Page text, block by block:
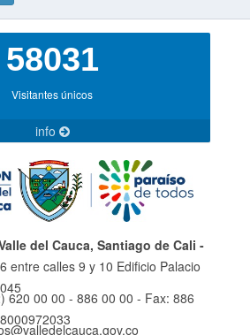
58031
Visitantes únicos
info
del Cauca, Santiago de Cali -
entre calles 9 y 10 Edificio Palacio
620 00 00 - 886 00 00 - Fax: 886